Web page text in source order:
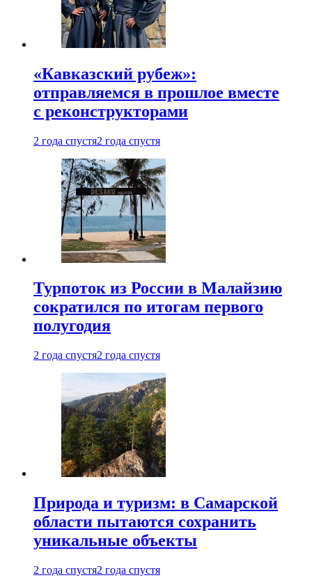
«Кавказский рубеж»:
отправляемся в прошлое вместе
с реконструкторами
2 года спустя2 года спустя
Турпоток из России в Малайзию
сократился по итогам первого
полугодия
2 года спустя2 года спустя
Природа и туризм: в Самарской
области пытаются сохранить
уникальные объекты
2 года спустя2 года спустя